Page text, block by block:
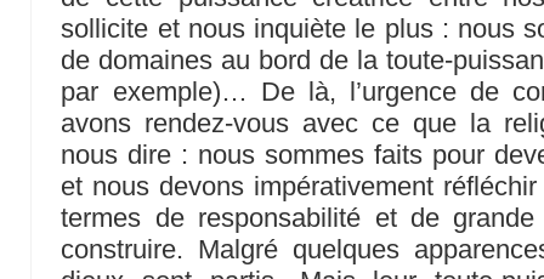
sollicite et nous inquiète le plus : nous
de domaines au bord de la toute-
par exemple)… De là, l’urgence de
avons rendez-vous avec ce que la
nous dire : nous sommes faits pour
et nous devons impérativement
termes de responsabilité et de
construire. Malgré quelques